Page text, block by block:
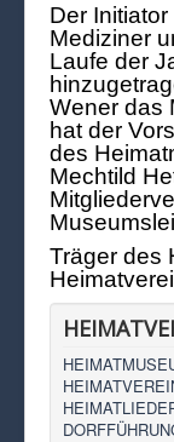
Der
Mediziner
Laufe der
Wener das
hat der
des
Mechtild
Träger des